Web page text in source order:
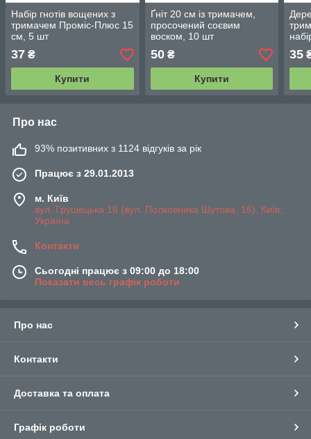
Набір гнотів вощених з
тримачем Проміс-Плюс 15
см, 5 шт
37 ₴
Купити
Ґніт 20 см із тримачем,
просочений соєвим
воском, 10 шт
50₴
Купити
35
Про нас
93% позитивних з 1124 відгуків за рік
Працює з 29.01.2013
м. Київ
вул. Грушецька 16 (вул. Полковника Шутова, 16), Київ,
Україна
Контакти
Сьогодні працює з 09:00 до 18:00
Показати весь графік роботи
Про нас
Контакти
Доставка та оплата
Графік роботи